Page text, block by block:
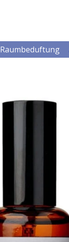
Raumbeduftung